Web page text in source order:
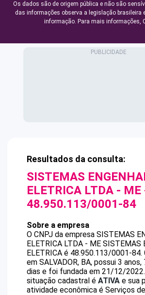
Os dados são de origem pública e não são
das informações observa a legislação brasileira
informação. Para mais informações,
Resultados da consulta:
SISTEMAS
ELETRICA LTDA - ME
48.950.113/0001-84
Sobre a empresa
O CNPJ da empresa SISTEMAS
ELETRICA LTDA - ME SISTEMAS
ELETRICA é 48.950.113/0001-84.
em SALVADOR, BA, possui 3
dias e foi fundada em 21/12/2022.
situação cadastral é ATIVA e sua
atividade econômica é Serviços